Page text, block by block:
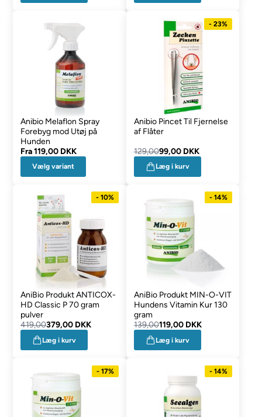
Anibio Melaflon Spray
Forebyg mod Utøj på
Hunden
Fra119,00 DKK
Vælg variant
- 23%
Anibio Pincet Til Fjernelse
af Flåter
129,0099,00 DKK
Læg i kurv
- 10%
AniBio Produkt ANTICOX-
HD Classic P 70 gram
pulver
419,00379,00 DKK
Læg i kurv
- 14%
AniBio Produkt MIN-O-VIT
Hundens Vitamin Kur 130
gram
139,00119,00 DKK
Læg i kurv
- 17% - 14%